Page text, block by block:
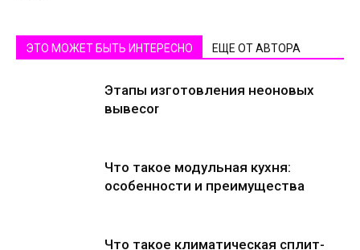
ЭТО МОЖЕТ БЫТЬ ИНТЕРЕСНО ЕЩЕ ОТ АВТОРА
Этапы изготовления неоновых
вывесоr
Что такое модульная кухня:
особенности и преимущества
Что такое климатическая сплит-